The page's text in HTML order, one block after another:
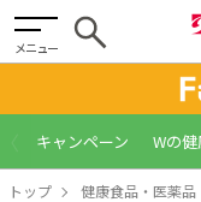
メニュー
キャンペーン Wの
トップ 健康食品・医薬品